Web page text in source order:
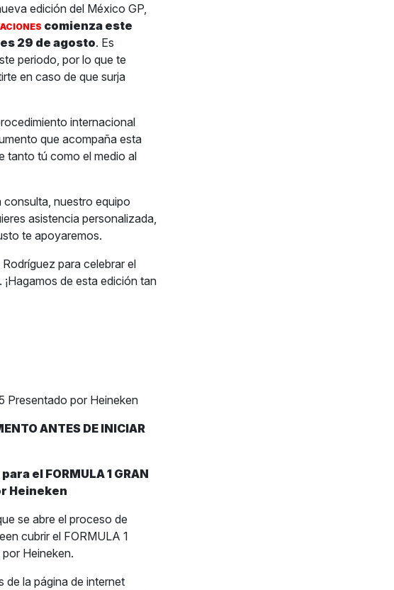
edición del México GP,
comienza este
29 de agosto. Es
periodo, por lo que te
en caso de que surja
internacional
que acompaña esta
tanto tú como el medio al
consulta, nuestro equipo
asistencia personalizada,
te apoyaremos.
para celebrar el
de esta edición tan
Presentado por Heineken
ANTES DE INICIAR
el FORMULA 1 GRAN
Heineken
se abre el proceso de
cubrir el FORMULA 1
Heineken.
de la página de internet